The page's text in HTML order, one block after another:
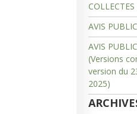
AVIS
AVIS
(Versions
version du
2025)